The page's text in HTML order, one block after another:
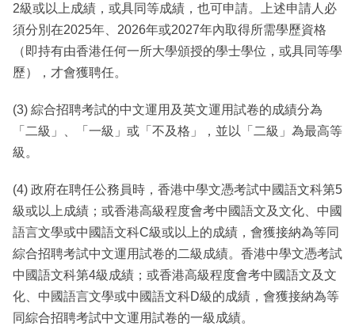
2級或以上成績，或具同等成績，也可申請。上述申請人必
須分別在2025年、2026年或2027年內取得所需學歷資格
（即持有由香港任何一所大學頒授的學士學位，或具同等學
歷），才會獲聘任。
(3) 綜合招聘考試的中文運用及英文運用試卷的成績分為
「二級」、「一級」或「不及格」，並以「二級」為最高等
級。
(4) 政府在聘任公務員時，香港中學文憑考試中國語文科第5
級或以上成績；或香港高級程度會考中國語文及文化、中國
語言文學或中國語文科C級或以上的成績，會獲接納為等同
綜合招聘考試中文運用試卷的二級成績。香港中學文憑考試
中國語文科第4級成績；或香港高級程度會考中國語文及文
化、中國語言文學或中國語文科D級的成績，會獲接納為等
同綜合招聘考試中文運用試卷的一級成績。